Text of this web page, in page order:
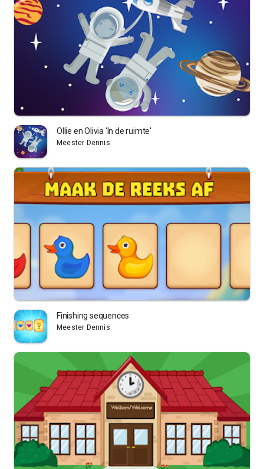
Ollie en Olivia 'In de ruimte'
Meester Dennis
Finishing sequences
Meester Dennis